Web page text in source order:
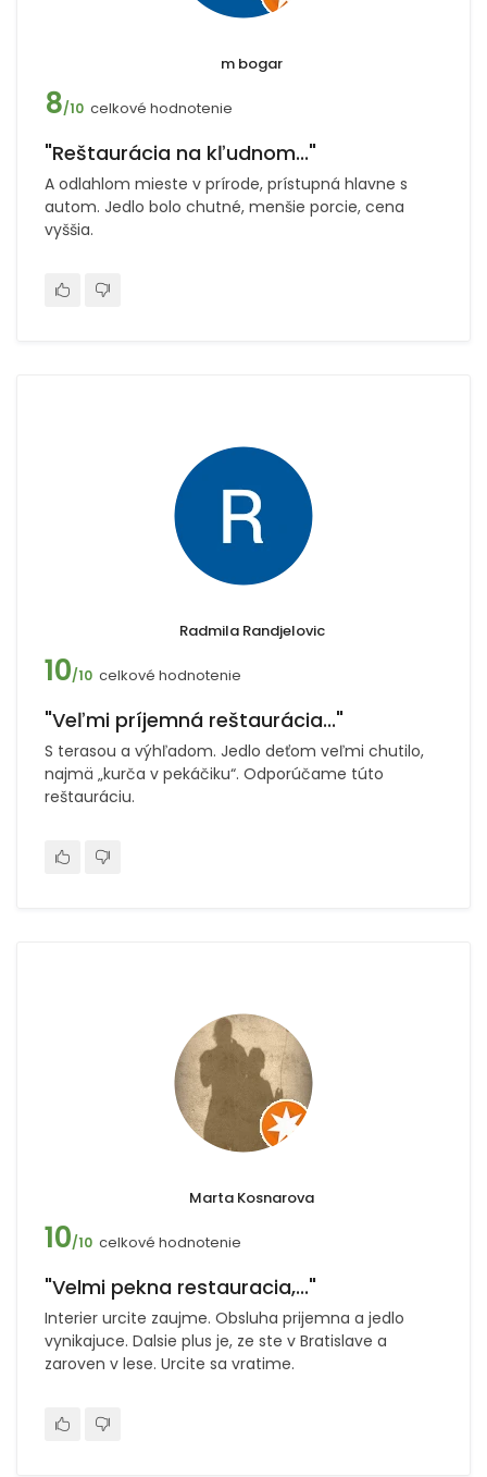
m bogar
8/10 celkové hodnotenie
"Reštaurácia na kľudnom..."
A odlahlom mieste v prírode, prístupná hlavne s
autom. Jedlo bolo chutné, menšie porcie, cena
vyššia.
Radmila Randjelovic
10/10 celkové hodnotenie
"Veľmi príjemná reštaurácia..."
S terasou a výhľadom. Jedlo deťom veľmi chutilo,
najmä „kurča v pekáčiku“. Odporúčame túto
reštauráciu.
Marta Kosnarova
10/10 celkové hodnotenie
"Velmi pekna restauracia,..."
Interier urcite zaujme. Obsluha prijemna a jedlo
vynikajuce. Dalsie plus je, ze ste v Bratislave a
zaroven v lese. Urcite sa vratime.